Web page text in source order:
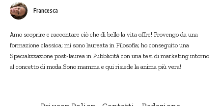
Francesca
Amo scoprire e raccontare ciò che di bello la vita offre! Provengo da una
formazione classica; mi sono laureata in Filosofia; ho conseguito una
Specializzazione post-laurea in Pubblicità con una tesi di marketing intorno
al concetto di moda.Sono mamma e qui risiede la anima più vera!